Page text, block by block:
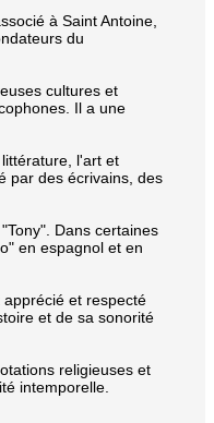
à Saint Antoine,
du
cultures et
Il a une
l'art et
par des écrivains, des
Dans certaines
en espagnol et en
et respecté
et de sa sonorité
religieuses et
intemporelle.